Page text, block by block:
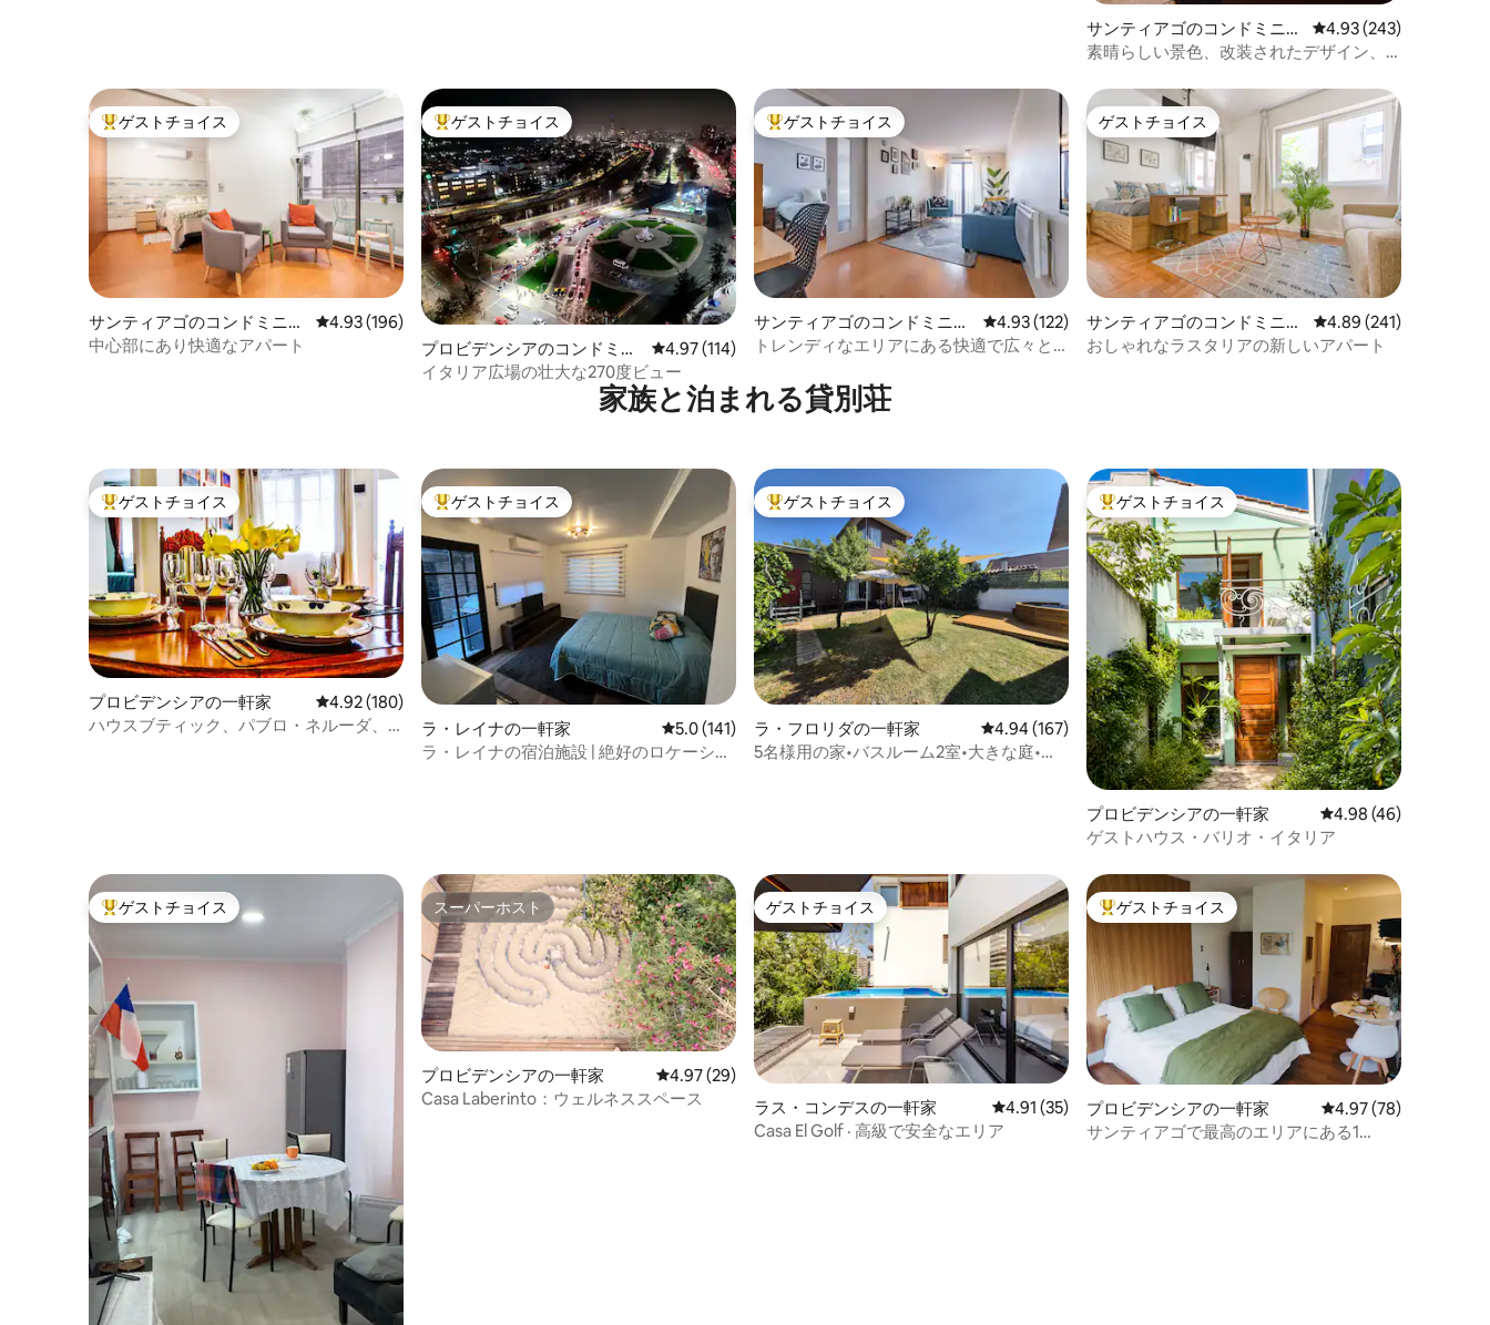
サンティアゴのコンドミニア
ム
レビュー243件、5つ
4.93 (243)
素晴らしい景色、改装されたデザイン、
大好評のゲストチョイスです。
ゲストチョイス
サンティアゴのコンドミニア
ム
レビュー196件、5つ星中4.93つ星の平均評価
4.93 (196)
中心部にあり快適なアパート
大好評のゲストチョイスです。
ゲストチョイス
プロビデンシアのコンドミニ
アム
レビュー114件、5つ星中4.97つ星の平均評価
4.97 (114)
イタリア広場の壮大な270度ビュー
大好評のゲストチョイスです。
ゲストチョイス
サンティアゴのコンドミニア
ム
レビュー122件、5つ星中4.93つ星の平均評価
4.93 (122)
トレンディなエリアにある快適で広々と
ゲストチョイス
ゲストチョイス
サンティアゴのコンドミニア
ム
レビュー241件、5つ
4.89 (241)
おしゃれなラスタリアの新しいアパート
家族と泊まれる貸別荘
大好評のゲストチョイスです。
ゲストチョイス
プロビデンシアの一軒家 レビュー180件、5つ星中4.92つ星の平均評価
4.92 (180)
ハウスブティック、パブロ・ネルーダ、
大好評のゲストチョイスです。
ゲストチョイス
ラ・レイナの一軒家 レビュー141件、5つ星中5.0つ星の平均評価
5.0 (141)
ラ・レイナの宿泊施設 | 絶好のロケーショ
大好評のゲストチョイスです。
ゲストチョイス
ラ・フロリダの一軒家 レビュー167件、5つ星中4.94つ星の平均評価
4.94 (167)
5名様用の家•バスルーム2室•大きな庭•エ
大好評のゲストチョイスです。
ゲストチョイス
プロビデンシアの一軒家 レビュー46件、5つ星
4.98 (46)
ゲストハウス・バリオ・イタリア
大好評のゲストチョイスです。
ゲストチョイス スーパーホスト
スーパーホスト
プロビデンシアの一軒家 レビュー29件、5つ星中4.97つ星の平均評価
4.97 (29)
Casa Laberinto：ウェルネススペース
ゲストチョイス
ゲストチョイス
ラス・コンデスの一軒家 レビュー35件、5つ星中4.91つ星の平均評価
4.91 (35)
Casa El Golf · 高級で安全なエリア
大好評のゲストチョイスです。
ゲストチョイス
プロビデンシアの一軒家 レビュー78件、5つ星
4.97 (78)
サンティアゴで最高のエリアにある1